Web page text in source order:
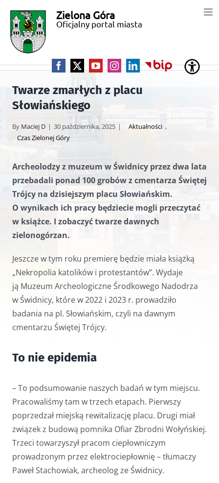
zawartości
Miasto
Zielona
Góra
Zielona Góra
Oficjalny portal miasta
Facebook
X YouTubeInstagramLinkedInBIP
Twarze zmarłych z placu
Słowiańskiego
By Maciej D | 30 października, 2025 | Aktualności ,
Czas Zielonej Góry
Archeolodzy z muzeum w Świdnicy przez dwa lata
przebadali ponad 100 grobów z cmentarza Świętej
Trójcy na dzisiejszym placu Słowiańskim.
O wynikach ich pracy będziecie mogli przeczytać
w książce. I zobaczyć twarze dawnych
zielonogórzan.
Jeszcze w tym roku premierę będzie miała książką
„Nekropolia katolików i protestantów”. Wydaje
ją Muzeum Archeologiczne Środkowego Nadodrza
w Świdnicy, które w 2022 i 2023 r. prowadziło
badania na pl. Słowiańskim, czyli na dawnym
cmentarzu Świętej Trójcy.
To nie epidemia
– To podsumowanie naszych badań w tym miejscu.
Pracowaliśmy tam w trzech etapach. Pierwszy
poprzedzał miejską rewitalizację placu. Drugi miał
związek z budową pomnika Ofiar Zbrodni Wołyńskiej.
Trzeci towarzyszył pracom ciepłowniczym
prowadzonym przez elektrociepłownię – tłumaczy
Paweł Stachowiak, archeolog ze Świdnicy.